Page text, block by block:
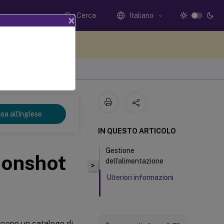
Cerca Italiano
all'inglese
>
IN QUESTO ARTICOLO
Gestione
dell’alimentazione
Ulteriori informazioni
×